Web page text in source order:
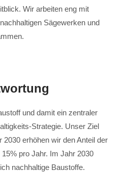
Wir arbeiten eng mit
Sägewerken und
und damit ein zentraler
Strategie. Unser Ziel
erhöhen wir den Anteil der
pro Jahr. Im Jahr 2030
nachhaltige Baustoffe.